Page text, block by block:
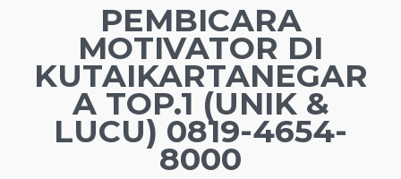
PEMBICARA
MOTIVATOR DI
KUTAIKARTANEGAR
A TOP.1 (UNIK &
LUCU) 0819-4654-
8000